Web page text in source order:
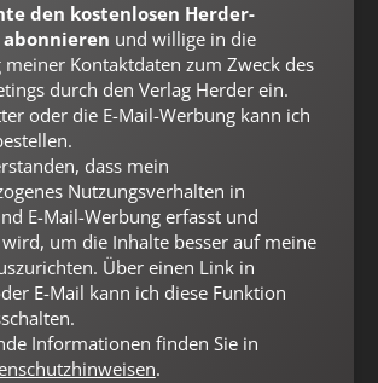
Nach oben
den kostenlosen Herder-
und willige in die
Kontaktdaten zum Zweck des
durch den Verlag Herder ein.
oder die E-Mail-Werbung kann ich
dass mein
Nutzungsverhalten in
E-Mail-Werbung erfasst und
um die Inhalte besser auf meine
Über einen Link in
E-Mail kann ich diese Funktion
Informationen finden Sie in
.